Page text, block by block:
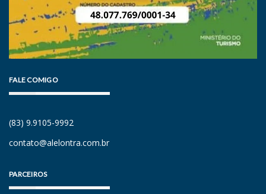
FALE COMIGO
(83) 9.9105-9992
contato@alelontra.com.br
PARCEIROS